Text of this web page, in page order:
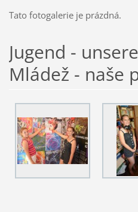
Tato fotogalerie je prázdná.
Jugend -
Mládež - naše